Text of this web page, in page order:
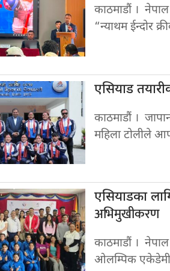
काठमाडौं ।
“न्याथम ईन्दोर
एसियाड
काठमाडौं ।
महिला टोलीले
एसियाडका
अभिमुखीकरण
काठमाडौं ।
ओलम्पिक